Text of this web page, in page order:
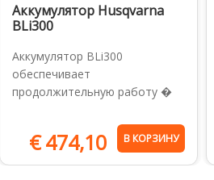
Аккумулятор Husqvarna
BLi300
Аккумулятор BLi300
обеспечивает
продолжительную работу �
€474,10 В КОРЗИНУ